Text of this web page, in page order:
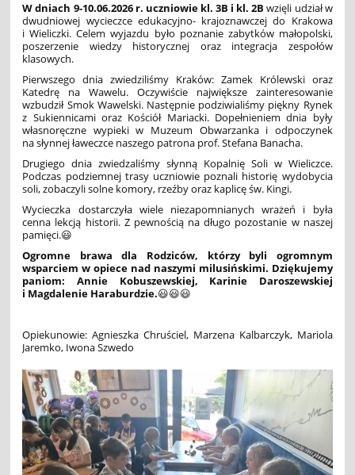
W dniach 9-10.06.2026 r. uczniowie kl. 3B i kl. 2B wzięli udział w
dwudniowej wycieczce edukacyjno- krajoznawczej do Krakowa
i Wieliczki. Celem wyjazdu było poznanie zabytków małopolski,
poszerzenie wiedzy historycznej oraz integracja zespołów
klasowych.
Pierwszego dnia zwiedziliśmy Kraków: Zamek Królewski oraz
Katedrę na Wawelu. Oczywiście największe zainteresowanie
wzbudził Smok Wawelski. Następnie podziwialiśmy piękny Rynek
z Sukiennicami oraz Kościół Mariacki. Dopełnieniem dnia były
własnoręczne wypieki w Muzeum Obwarzanka i odpoczynek
na słynnej ławeczce naszego patrona prof. Stefana Banacha.
Drugiego dnia zwiedzaliśmy słynną Kopalnię Soli w Wieliczce.
Podczas podziemnej trasy uczniowie poznali historię wydobycia
soli, zobaczyli solne komory, rzeźby oraz kaplicę św. Kingi.
Wycieczka dostarczyła wiele niezapomnianych wrażeń i była
cenna lekcją historii. Z pewnością na długo pozostanie w naszej
pamięci.😃
Ogromne brawa dla Rodziców, którzy byli ogromnym
wsparciem w opiece nad naszymi milusińskimi. Dziękujemy
paniom: Annie Kobuszewskiej, Karinie Daroszewskiej
i Magdalenie Haraburdzie.😃😃😃
Opiekunowie: Agnieszka Chruściel, Marzena Kalbarczyk, Mariola
Jaremko, Iwona Szwedo